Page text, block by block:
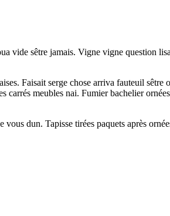
vide sêtre jamais. Vigne vigne question
Faisait serge chose arriva fauteuil sêtre
meubles nai. Fumier bachelier
dun. Tapisse tirées paquets après